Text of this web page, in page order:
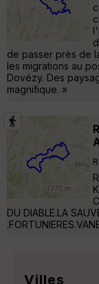
de passer près de
les migrations au
Dovézy. Des
magnifique. »
DU DIABLE.LA
Villes